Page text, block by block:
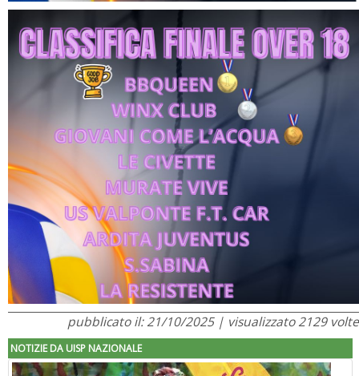
pubblicato il: 21/10/2025 | visualizzato 2129 volte
NOTIZIE DA UISP NAZIONALE